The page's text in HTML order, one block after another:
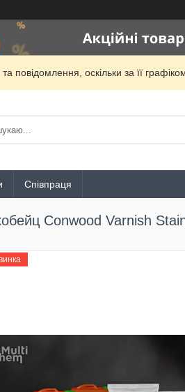
оскільки за її
Співпраця
Conwood Varnish